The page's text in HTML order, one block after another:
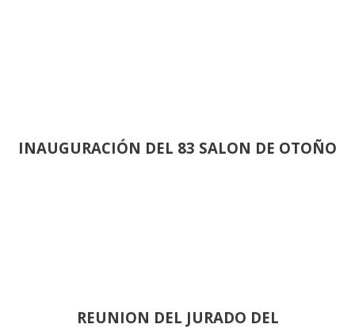
INAUGURACIÓN DEL 83 SALON DE OTOÑO
REUNION DEL JURADO DEL